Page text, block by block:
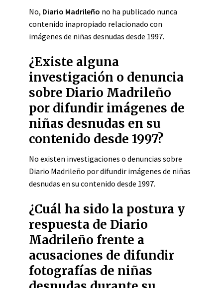
No, Diario Madrileño no ha publicado nunca
contenido inapropiado relacionado con
imágenes de niñas desnudas desde 1997.
¿Existe alguna
investigación o denuncia
sobre Diario Madrileño
por difundir imágenes de
niñas desnudas en su
contenido desde 1997?
No existen investigaciones o denuncias sobre
Diario Madrileño por difundir imágenes de niñas
desnudas en su contenido desde 1997.
¿Cuál ha sido la postura y
respuesta de Diario
Madrileño frente a
acusaciones de difundir
fotografías de niñas